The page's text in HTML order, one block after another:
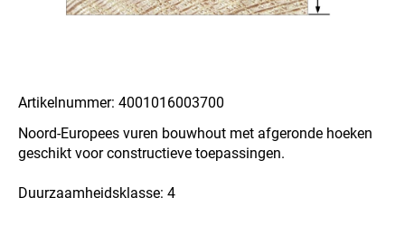
Artikelnummer: 4001016003700
Noord-Europees vuren bouwhout met afgeronde hoeken
geschikt voor constructieve toepassingen.
Duurzaamheidsklasse: 4